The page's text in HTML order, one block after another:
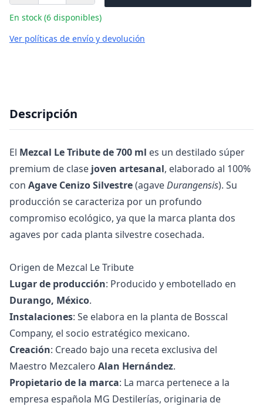
En stock (6 disponibles)
Ver políticas de envío y devolución
Descripción
El Mezcal Le Tribute de 700 ml es un destilado súper
premium de clase joven artesanal, elaborado al 100%
con Agave Cenizo Silvestre(agaveDurangensis). Su
producción se caracteriza por un profundo
compromiso ecológico, ya que la marca planta dos
agaves por cada planta silvestre cosechada.
Origen de Mezcal Le Tribute
Lugar de producción: Producido y embotellado en
Durango, México.
Instalaciones: Se elabora en la planta de ⁠Bosscal
Company, el socio estratégico mexicano.
Creación: Creado bajo una receta exclusiva del
Maestro Mezcalero Alan Hernández.
Propietario de la marca: La marca pertenece a la
empresa española ⁠MG Destilerías, originaria de